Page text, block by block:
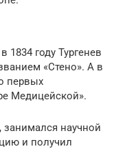
1834 году Тургенев
«Стено». А в
первых
Медицейской».
занимался научной
и получил